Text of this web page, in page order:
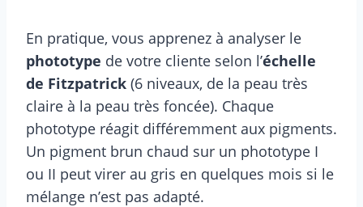
En pratique, vous apprenez à analyser le
phototype de votre cliente selon l’échelle
de Fitzpatrick (6 niveaux, de la peau très
claire à la peau très foncée). Chaque
phototype réagit différemment aux pigments.
Un pigment brun chaud sur un phototype I
ou II peut virer au gris en quelques mois si le
mélange n’est pas adapté.